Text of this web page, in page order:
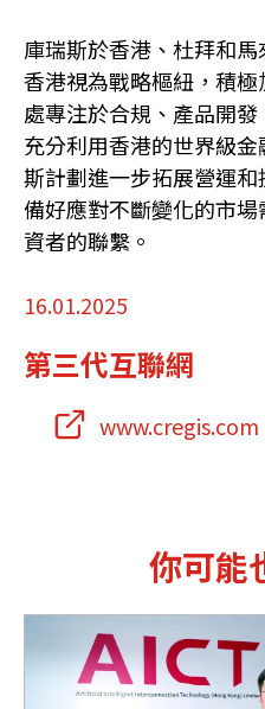
庫瑞斯於香港、杜拜和
香港視為戰略樞紐，積
處專注於合規、產品開
充分利用香港的世界級
斯計劃進一步拓展營運
備好應對不斷變化的市
資者的聯繫。
16.01.2025
第三代互聯網
www.cregis.com
你可能